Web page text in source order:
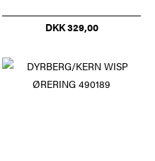
DKK 329,00